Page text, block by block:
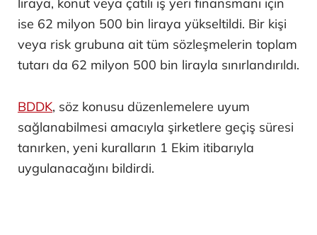
ise 62 milyon 500 bin liraya yükseltildi. Bir kişi
veya risk grubuna ait tüm sözleşmelerin toplam
tutarı da 62 milyon 500 bin lirayla sınırlandırıldı.
BDDK, söz konusu düzenlemelere uyum
sağlanabilmesi amacıyla şirketlere geçiş süresi
tanırken, yeni kuralların 1 Ekim itibarıyla
uygulanacağını bildirdi.